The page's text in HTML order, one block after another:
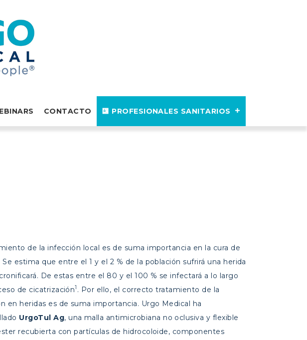
CONTACTO PROFESIONALES SANITARIOS
de la infección local es de suma importancia en la cura de
Se estima que entre el 1 y el 2 % de la población sufrirá una herida
De estas entre el 80 y el 100 % se infectará a lo largo
de cicatrización1 . Por ello, el correcto tratamiento de la
en heridas es de suma importancia. Urgo Medical ha
UrgoTul Ag, una malla antimicrobiana no oclusiva y flexible
recubierta con partículas de hidrocoloide, componentes